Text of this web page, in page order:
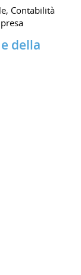
Contabilità
della